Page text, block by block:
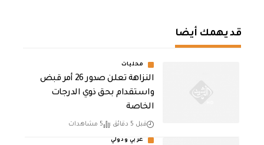
قد يهمك أيضا
محليات
النزاهة تعلن صدور 26 أمر قبض
واستقدام بحق ذوي الدرجات
الخاصة
قبل 5 دقائق 5 مشاهدات
عربي ودولي